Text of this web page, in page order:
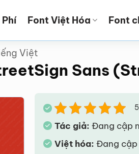
Font Việt Hóa Font
Việt
Sans
Tác giả: Đang cập
Việt hóa: Đang cập